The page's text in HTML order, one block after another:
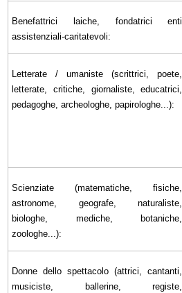
Benefattrici laiche, fondatrici enti
assistenziali-caritatevoli:
Letterate / umaniste (scrittrici, poete,
letterate, critiche, giornaliste, educatrici,
pedagoghe, archeologhe, papirologhe...):
Scienziate (matematiche, fisiche,
astronome, geografe, naturaliste,
biologhe, mediche, botaniche,
zoologhe...):
Donne dello spettacolo (attrici, cantanti,
musiciste, ballerine, registe,